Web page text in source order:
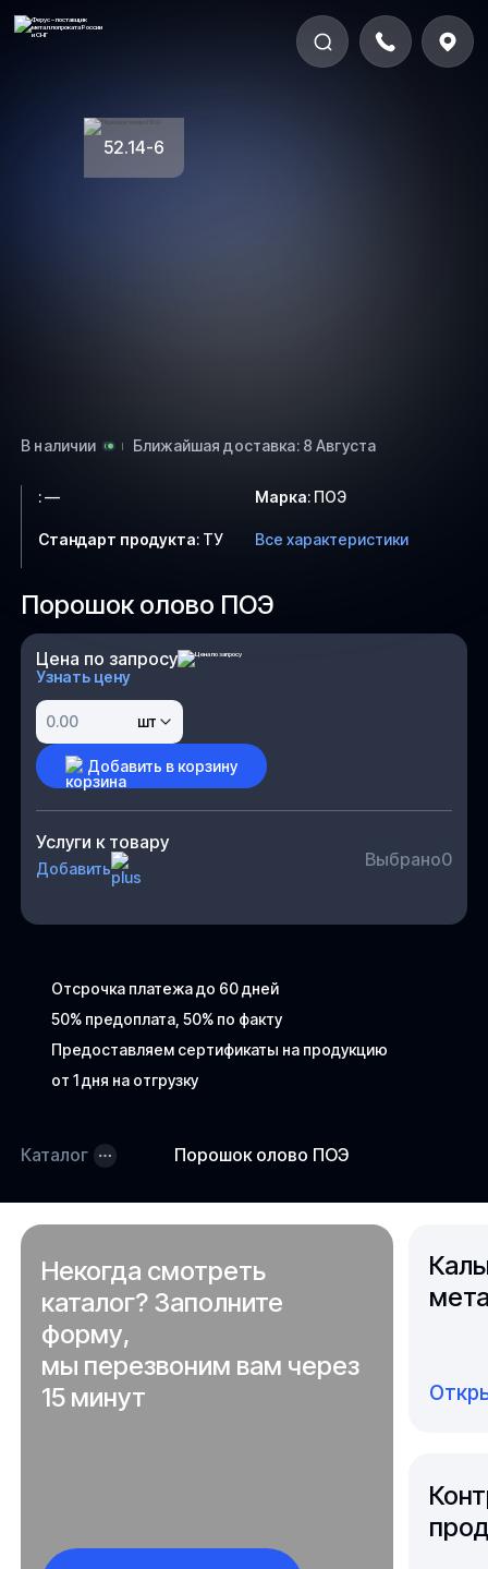
52.14-6
В наличии Ближайшая доставка: 8 Августа
Порошок олово ПОЭ
Отсрочка платежа до 60 дней
50% предоплата, 50% по факту
Предоставляем сертификаты на продукцию
от 1 дня на отгрузку
Цена по запросу
Узнать цену
шт
Добавить в корзину
Услуги к товару
Добавить Выбрано0
:— Марка: ПОЭ
Стандарт продукта: ТУ Все характеристики
Каталог Порошок олово ПОЭ
Некогда смотреть
каталог? Заполните
форму,
мы перезвоним вам через
15 минут